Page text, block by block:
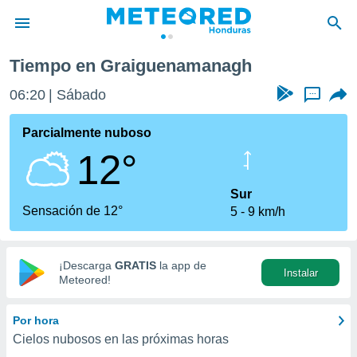
de
ha sido
que se
calidad.
a este
las
y
digital
basada
Tiempo en Graiguenamanagh
06:20 Sábado ...
Parcialmente nuboso
12°
Sensación de 12°
Sur
5
9 km/h
¡Descarga GRATIS la app de
Meteored!
Instalar
Por hora
Cielos nubosos en las próximas horas